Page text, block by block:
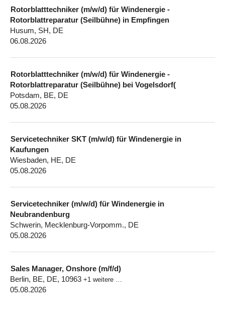
Rotorblatttechniker (m/w/d) für Windenergie -
Rotorblattreparatur (Seilbühne) in Empfingen
Husum, SH, DE
06.08.2026
Rotorblatttechniker (m/w/d) für Windenergie -
Rotorblattreparatur (Seilbühne) bei Vogelsdorf(
Potsdam, BE, DE
05.08.2026
Servicetechniker SKT (m/w/d) für Windenergie in
Kaufungen
Wiesbaden, HE, DE
05.08.2026
Servicetechniker (m/w/d) für Windenergie in
Neubrandenburg
Schwerin, Mecklenburg-Vorpomm., DE
05.08.2026
Sales Manager, Onshore (m/f/d)
Berlin, BE, DE, 10963 +1 weitere …
05.08.2026